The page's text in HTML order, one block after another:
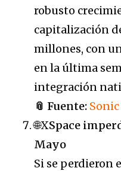
robusto
capitalización
millones, con
en la última
integración
📎 Fuente:
🌐XSpace
Mayo
Si se perdieron